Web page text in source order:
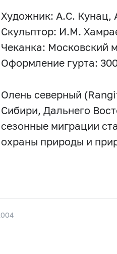
Художник: А.С. Кунац,
Скульптор: И.М.
Чеканка: Московский
Оформление гурта:
Олень северный
Сибири, Дальнего
сезонные миграции
охраны природы и